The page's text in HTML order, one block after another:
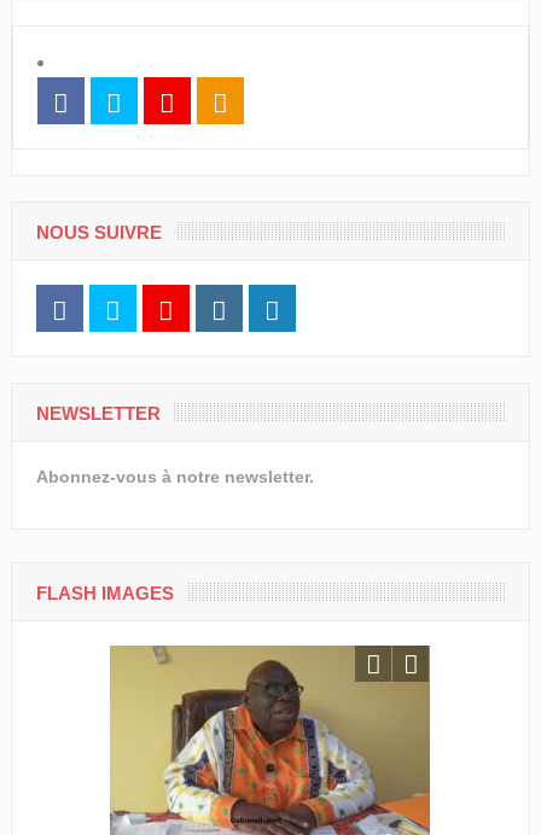
NOUS SUIVRE
NEWSLETTER
Abonnez-vous à notre newsletter.
FLASH IMAGES